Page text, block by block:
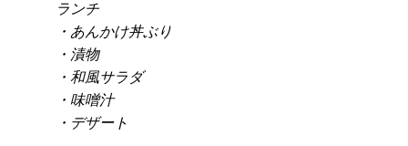
ランチ
・あんかけ丼ぶり
・漬物
・和風サラダ
・味噌汁
・デザート